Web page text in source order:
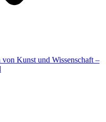
von Kunst und Wissenschaft –